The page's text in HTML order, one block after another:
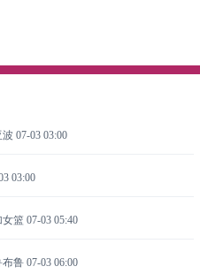
波07-03 03:00
03:00
女篮07-03 05:40
布鲁07-03 06:00